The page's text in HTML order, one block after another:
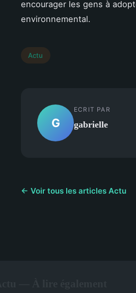
encourager les gens à
environnemental.
Actu
G
ECRIT PAR
gabrielle
← Voir tous les articles Actu